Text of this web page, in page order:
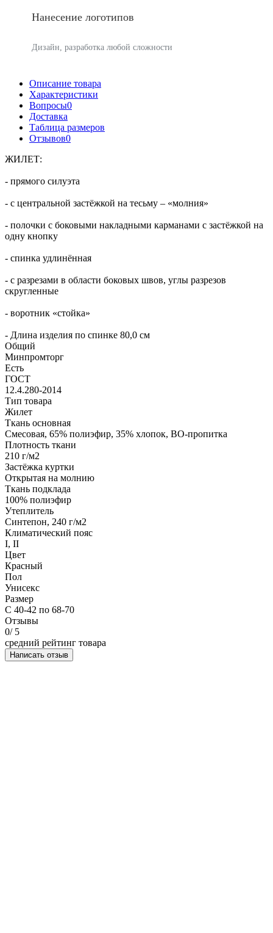
Нанесение логотипов
Дизайн, разработка любой сложности
Описание товара
Характеристики
Вопросы0
Доставка
Таблица размеров
Отзывов0
ЖИЛЕТ:
- прямого силуэта
- с центральной застёжкой на тесьму – «молния»
- полочки с боковыми накладными карманами с застёжкой на
одну кнопку
- спинка удлинённая
- с разрезами в области боковых швов, углы разрезов
скругленные
- воротник «стойка»
- Длина изделия по спинке 80,0 см
Общий
Минпромторг
Есть
ГОСТ
12.4.280-2014
Тип товара
Жилет
Ткань основная
Смесовая, 65% полиэфир, 35% хлопок, ВО-пропитка
Плотность ткани
210 г/м2
Застёжка куртки
Открытая на молнию
Ткань подклада
100% полиэфир
Утеплитель
Синтепон, 240 г/м2
Климатический пояс
I, II
Цвет
Красный
Пол
Унисекс
Размер
С 40-42 по 68-70
Отзывы
0/ 5
средний рейтинг товара
Написать отзыв